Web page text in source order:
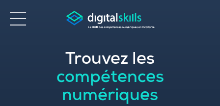
Trouvez les
compétences
numériques